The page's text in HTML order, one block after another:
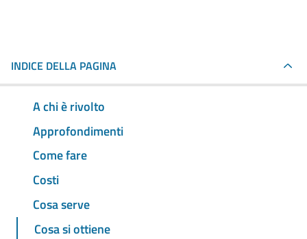
INDICE DELLA PAGINA
A chi è rivolto
Approfondimenti
Come fare
Costi
Cosa serve
Cosa si ottiene